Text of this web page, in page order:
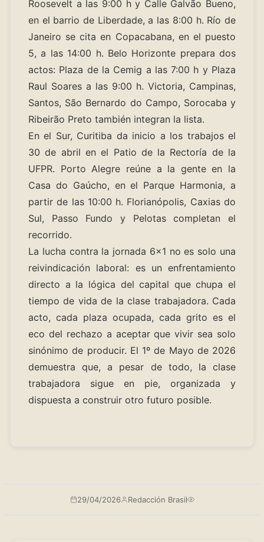
Roosevelt a las 9:00 h y Calle Galvão Bueno,
en el barrio de Liberdade, a las 8:00 h. Río de
Janeiro se cita en Copacabana, en el puesto
5, a las 14:00 h. Belo Horizonte prepara dos
actos: Plaza de la Cemig a las 7:00 h y Plaza
Raul Soares a las 9:00 h. Victoria, Campinas,
Santos, São Bernardo do Campo, Sorocaba y
Ribeirão Preto también integran la lista.
En el Sur, Curitiba da inicio a los trabajos el
30 de abril en el Patio de la Rectoría de la
UFPR. Porto Alegre reúne a la gente en la
Casa do Gaúcho, en el Parque Harmonia, a
partir de las 10:00 h. Florianópolis, Caxias do
Sul, Passo Fundo y Pelotas completan el
recorrido.
La lucha contra la jornada 6x1 no es solo una
reivindicación laboral: es un enfrentamiento
directo a la lógica del capital que chupa el
tiempo de vida de la clase trabajadora. Cada
acto, cada plaza ocupada, cada grito es el
eco del rechazo a aceptar que vivir sea solo
sinónimo de producir. El 1º de Mayo de 2026
demuestra que, a pesar de todo, la clase
trabajadora sigue en pie, organizada y
dispuesta a construir otro futuro posible.
29/04/2026 Redacción Brasil